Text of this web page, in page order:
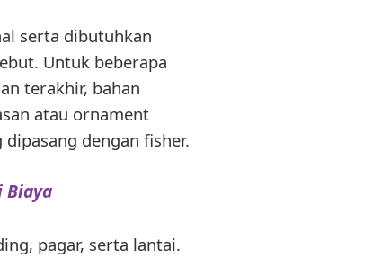
serta dibutuhkan
Untuk beberapa
terakhir, bahan
atau ornament
dengan fisher.
Biaya
pagar, serta lantai.